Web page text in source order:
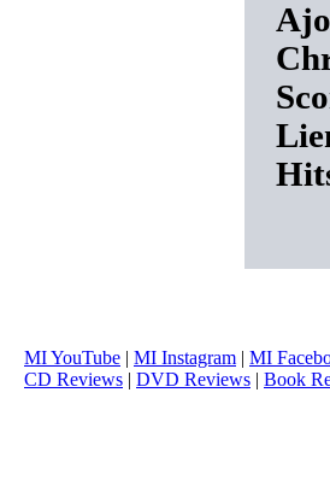
MI YouTube | MI Instagram | MI
CD Reviews | DVD Reviews | Book